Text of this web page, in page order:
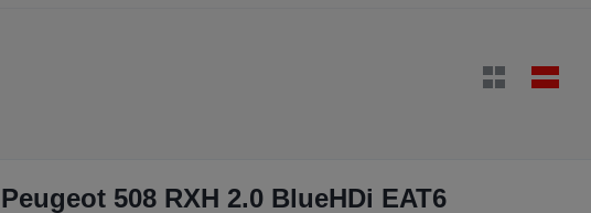
Peugeot 508 RXH 2.0 BlueHDi EAT6